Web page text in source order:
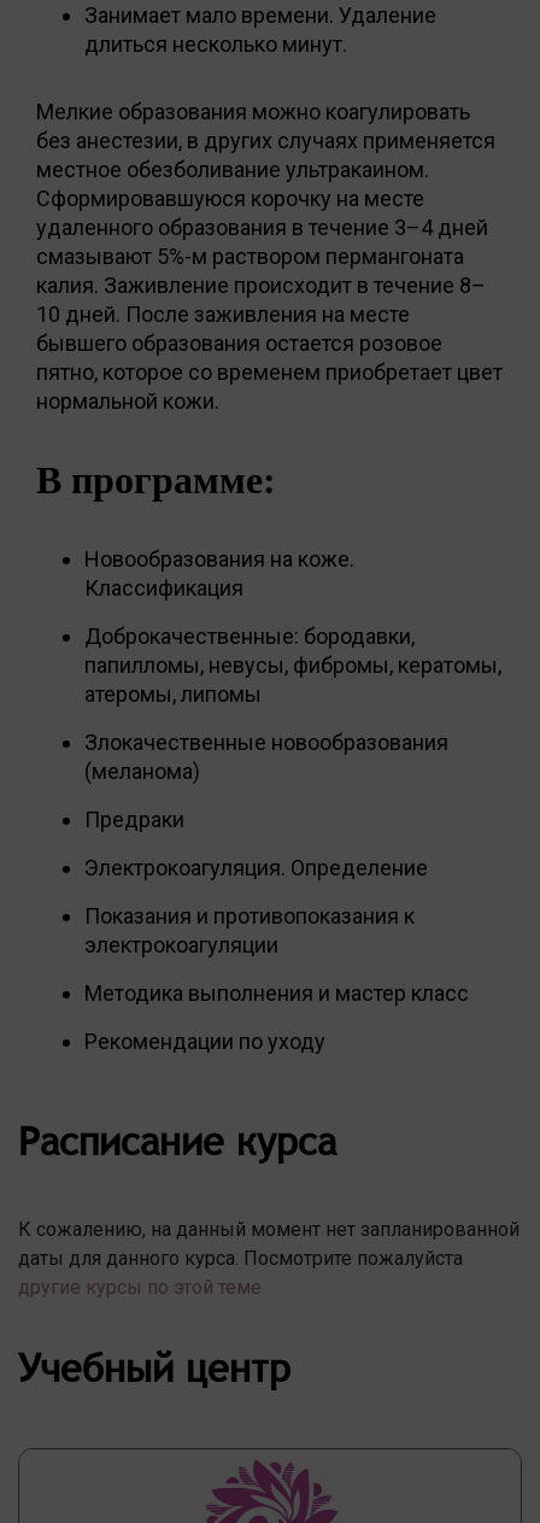
Занимает мало времени. Удаление
длиться несколько минут.
Мелкие образования можно коагулировать
без анестезии, в других случаях применяется
местное обезболивание ультракаином.
Сформировавшуюся корочку на месте
удаленного образования в течение 3–4 дней
смазывают 5%-м раствором пермангоната
калия. Заживление происходит в течение 8–
10 дней. После заживления на месте
бывшего образования остается розовое
пятно, которое со временем приобретает цвет
нормальной кожи.
В программе:
Новообразования на коже.
Классификация
Доброкачественные: бородавки,
папилломы, невусы, фибромы, кератомы,
атеромы, липомы
Злокачественные новообразования
(меланома)
Предраки
Электрокоагуляция. Определение
Показания и противопоказания к
электрокоагуляции
Методика выполнения и мастер класс
Рекомендации по уходу
Расписание курса
К сожалению, на данный момент нет запланированной
даты для данного курса. Посмотрите пожалуйста
другие курсы по этой теме
Учебный центр